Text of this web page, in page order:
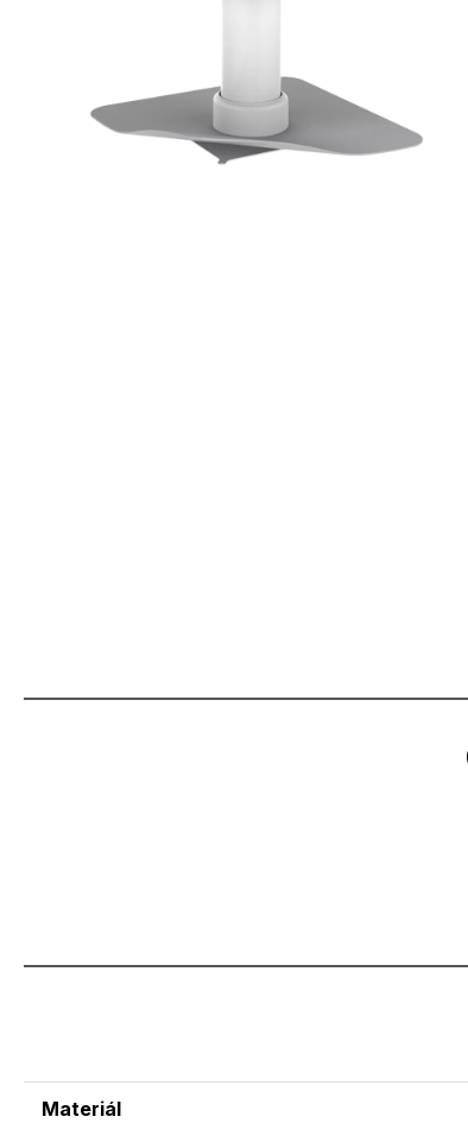
Materiál